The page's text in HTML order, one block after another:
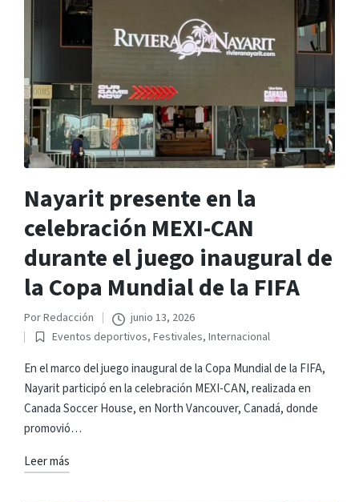
Nayarit presente en la
celebración MEXI-CAN
durante el juego inaugural de
la Copa Mundial de la FIFA
Publicado
por
PorRedacción
junio 13, 2026
Publicado
en
Eventos deportivos, Festivales, Internacional
En el marco del juego inaugural de la Copa Mundial de la FIFA,
Nayarit participó en la celebración MEXI-CAN, realizada en
Canada Soccer House, en North Vancouver, Canadá, donde
promovió…
Leer más